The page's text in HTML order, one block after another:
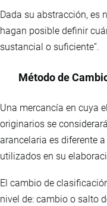
Dada su abstracción, es
hagan posible definir
sustancial o suficiente”.
Método de
Una mercancía en cuya
originarios se
arancelaria es diferente
utilizados en su
El cambio de
nivel de: cambio o salto